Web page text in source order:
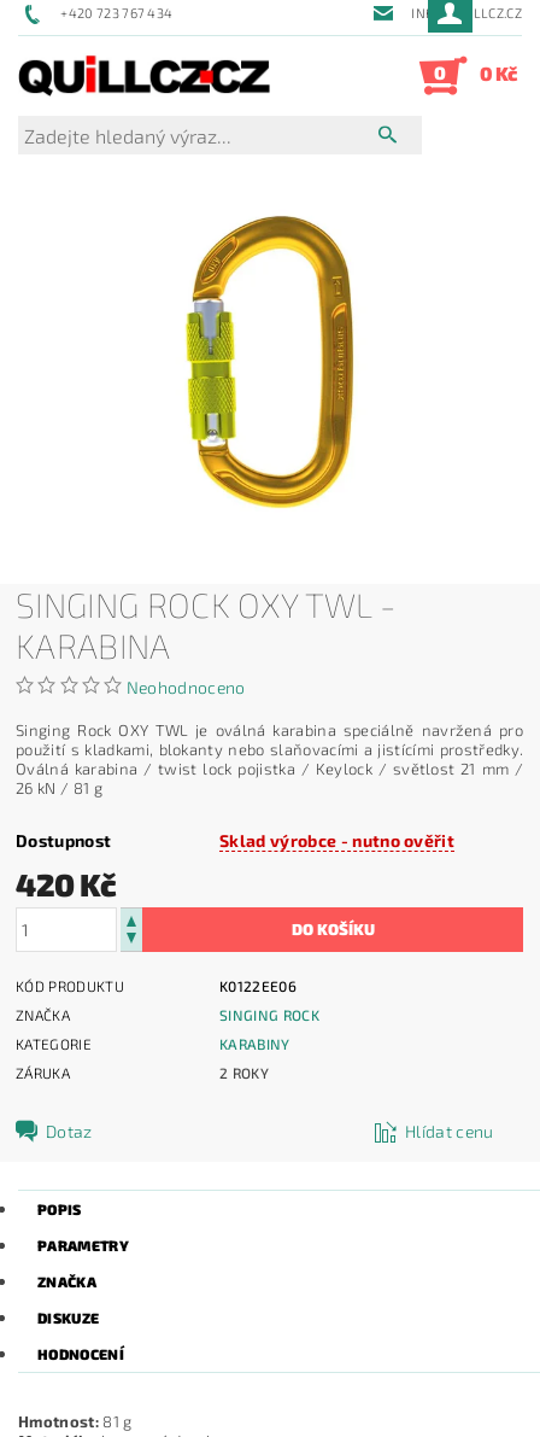
+420 723 767 434 INFO@QUILLCZ.CZ
0 0 Kč
SINGING ROCK OXY TWL -
KARABINA
Neohodnoceno
Singing Rock OXY TWL je oválná karabina speciálně navržená pro
použití s kladkami, blokanty nebo slaňovacími a jistícími prostředky.
Oválná karabina / twist lock pojistka / Keylock / světlost 21 mm /
26 kN / 81 g
Dostupnost Sklad výrobce - nutno ověřit
420 Kč
KÓD PRODUKTU
K0122EE06
ZNAČKA
SINGING ROCK
KATEGORIE
KARABINY
ZÁRUKA
2 ROKY
Dotaz Hlídat cenu
POPIS
PARAMETRY
ZNAČKA
DISKUZE
HODNOCENÍ
Hmotnost:81 g